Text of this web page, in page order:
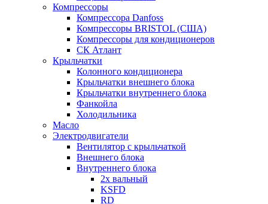
Компрессоры
Компрессора Danfoss
Компрессоры BRISTOL (США)
Компрессоры для кондиционеров
СК Атлант
Крыльчатки
Колонного кондиционера
Крыльчатки внешнего блока
Крыльчатки внутреннего блока
Фанкойла
Холодильника
Масло
Электродвигатели
Вентилятор с крыльчаткой
Внешнего блока
Внутреннего блока
2х вальный
KSFD
RD